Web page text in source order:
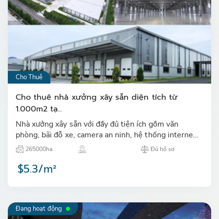
Cho Thuê
Cho thuê nhà xưởng xây sẵn diện tích từ
1.000m2 tạ...
Nhà xưởng xây sẵn với đầy đủ tiện ích gồm văn
phòng, bãi đỗ xe, camera an ninh, hệ thống internet,
hệ thống PCCC tự động, đội bảo an…
265000ha Đủ hồ sơ
$5.3/m²
Đang hoạt động